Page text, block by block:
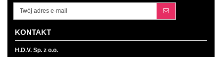
KONTAKT
H.D.V. Sp. z o.o.